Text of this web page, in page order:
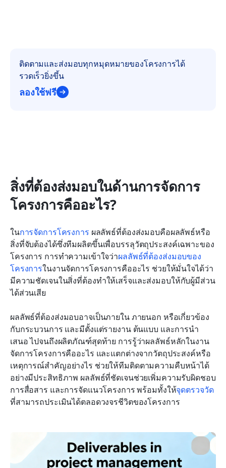
ติดตามและส่งมอบทุกหมุดหมายของโครงการได้
รวดเร็วยิ่งขึ้น
ลองใช้ฟรี
สิ่งที่ต้องส่งมอบในด้านการจัดการ
โครงการคืออะไร?
ในการจัดการโครงการ ผลลัพธ์ที่ต้องส่งมอบคือผลลัพธ์หรือ
สิ่งที่จับต้องได้ซึ่งทีมผลิตขึ้นเพื่อบรรลุวัตถุประสงค์เฉพาะของ
โครงการ การทำความเข้าใจว่าผลลัพธ์ที่ต้องส่งมอบของ
โครงการในงานจัดการโครงการคืออะไร ช่วยให้มั่นใจได้ว่า
มีความชัดเจนในสิ่งที่ต้องทำให้เสร็จและส่งมอบให้กับผู้มีส่วน
ได้ส่วนเสีย
ผลลัพธ์ที่ต้องส่งมอบอาจเป็นภายใน ภายนอก หรือเกี่ยวข้อง
กับกระบวนการ และมีตั้งแต่รายงาน ต้นแบบ และการนำ
เสนอ ไปจนถึงผลิตภัณฑ์สุดท้าย การรู้ว่าผลลัพธ์หลักในงาน
จัดการโครงการคืออะไร และแตกต่างจากวัตถุประสงค์หรือ
เหตุการณ์สำคัญอย่างไร ช่วยให้ทีมติดตามความคืบหน้าได้
อย่างมีประสิทธิภาพ ผลลัพธ์ที่ชัดเจนช่วยเพิ่มความรับผิดชอบ
การสื่อสาร และการจัดแนวโครงการ พร้อมทั้งให้จุดตรวจวัด
ที่สามารถประเมินได้ตลอดวงจรชีวิตของโครงการ